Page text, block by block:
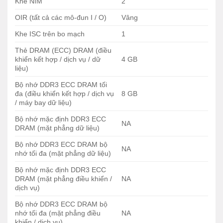
MÔ TẢ NGẮN ROUTER CISCO ISR4321-SEC/K9
Mã sản phẩm
Tổng thông lượng
Mb / giây
10/100/1000 trên bo mạch
Cổng dựa trên RJ-45
Cổng dựa trên SFP
Mạng)
Ký ức
Bộ nhớ flash
OIR (tất cả các mô-đun I / O) Vâng
Khe ISC trên bo mạch 1
Thẻ DRAM (ECC) DRAM (điều
khiển kết hợp / dịch vụ / dữ
liệu)
4 GB
Bộ nhớ DDR3 ECC DRAM tối
đa (điều khiển kết hợp / dịch vụ
/ máy bay dữ liệu)
8 GB
Bộ nhớ mặc định DDR3 ECC
DRAM (mặt phẳng dữ liệu)
NA
Bộ nhớ DDR3 ECC DRAM bộ
nhớ tối đa (mặt phẳng dữ liệu)
NA
Bộ nhớ mặc định DDR3 ECC
DRAM (mặt phẳng điều khiển /
dịch vụ)
NA
Bộ nhớ DDR3 ECC DRAM bộ
nhớ tối đa (mặt phẳng điều
NA